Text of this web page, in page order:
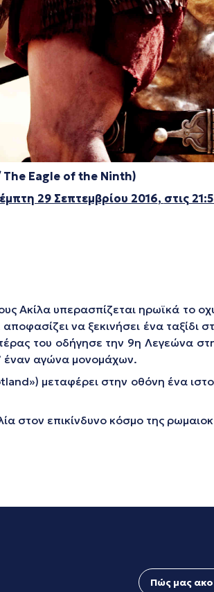
The Eagle of the Ninth)
29 Σεπτεμβρίου 2016, στις
Ακίλα υπερασπίζεται ηρωϊκά το
να ξεκινήσει ένα ταξίδι
του οδήγησε την 9η Λεγεώνα
έναν αγώνα μονομάχων.
μεταφέρει στην οθόνη ένα
στον επικίνδυνο κόσμο της
Πώς μας